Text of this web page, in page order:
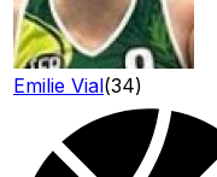
Emilie Vial(34)